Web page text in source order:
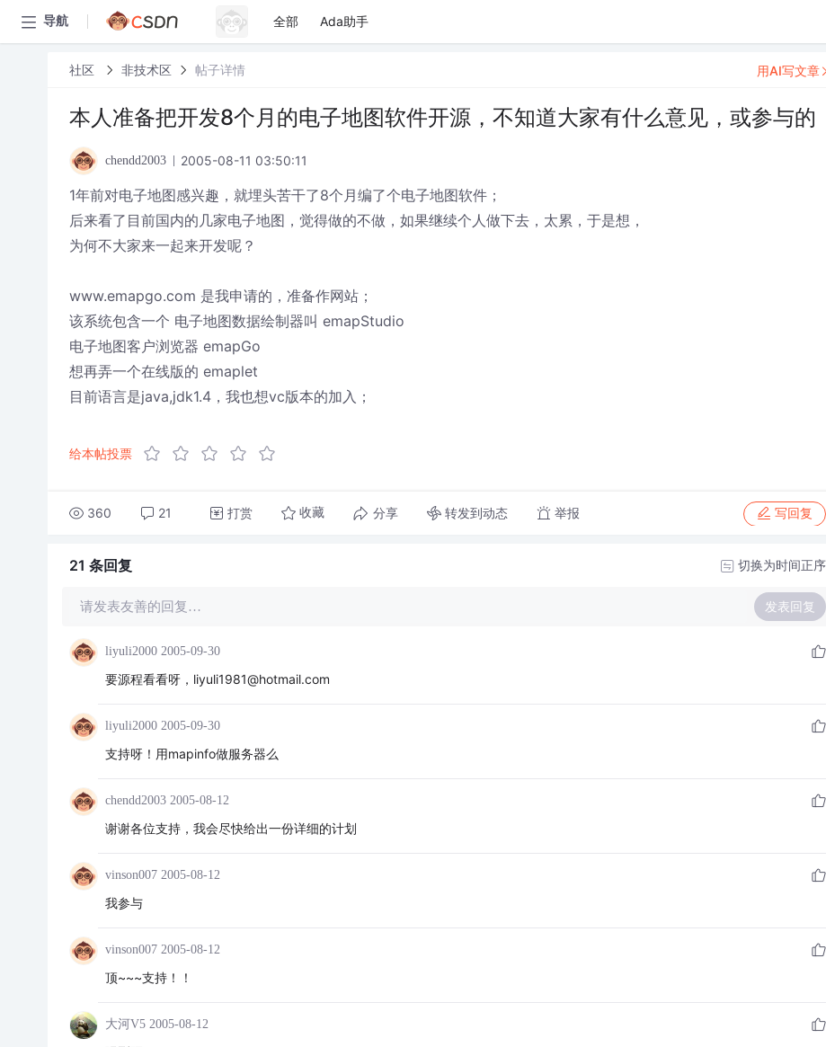
导航 全部 Ada助手
社区 非技术区 帖子详情
本人准备把开发8个月的电子地图软件开源，不知道大家有什么意见，或参与的
chendd2003 2005-08-11 03:50:11
1年前对电子地图感兴趣，就埋头苦干了8个月编了个电子地图软件；
后来看了目前国内的几家电子地图，觉得做的不做，如果继续个人做下去，太累，于是想，
为何不大家来一起来开发呢？
www.emapgo.com 是我申请的，准备作网站；
该系统包含一个 电子地图数据绘制器叫 emapStudio
电子地图客户浏览器 emapGo
想再弄一个在线版的 emaplet
目前语言是java,jdk1.4，我也想vc版本的加入；
给本帖投票
360 21 打赏 收藏 分享 转发到动态 举报 写回复
用AI写文章
21 条回复 切换为时间正序
请发表友善的回复… 发表回复
liyuli2000 2005-09-30
要源程看看呀，liyuli1981@hotmail.com
liyuli2000 2005-09-30
支持呀！用mapinfo做服务器么
chendd2003 2005-08-12
谢谢各位支持，我会尽快给出一份详细的计划
vinson007 2005-08-12
我参与
vinson007 2005-08-12
顶~~~支持！！
大河V5 2005-08-12